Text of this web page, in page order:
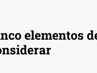
elementos